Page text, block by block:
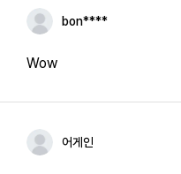
bon****
Wow
어게인